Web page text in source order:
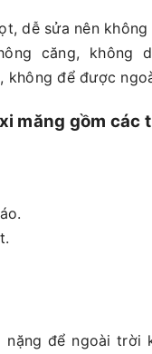
dễ sửa nên không
căng, không
không để được
măng gồm các
nặng để ngoài trời